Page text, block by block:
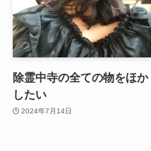
除霊中寺の全ての物をほか
したい
2024年7月14日